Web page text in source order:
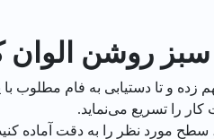
الوان کد 553
را تسریع می‌نماید.
سطح مورد نظر را به دقت